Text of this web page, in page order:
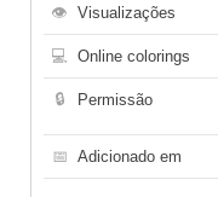
👁 Visualizações
💻 Online colorings
🔒 Permissão
📅 Adicionado em